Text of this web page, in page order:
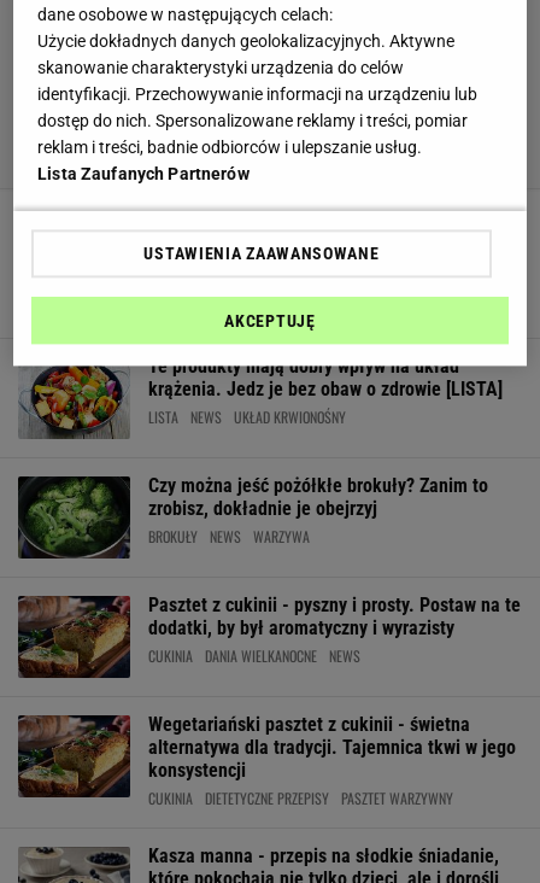
Najgorsze dodatki do domowych zup. Te
składniki są kaloryczne i nie należą do
najzdrowszych [LISTA]
Te produkty mają dobry wpływ na układ
krążenia. Jedz je bez obaw o zdrowie [LISTA]
LISTA NEWS UKŁAD KRWIONOŚNY
Czy można jeść pożółkłe brokuły? Zanim to
zrobisz, dokładnie je obejrzyj
BROKUŁY NEWS WARZYWA
Pasztet z cukinii - pyszny i prosty. Postaw na te
dodatki, by był aromatyczny i wyrazisty
CUKINIA DANIA WIELKANOCNE NEWS
Wegetariański pasztet z cukinii - świetna
alternatywa dla tradycji. Tajemnica tkwi w jego
konsystencji
CUKINIA DIETETYCZNE PRZEPISY PASZTET WARZYWNY
Kasza manna - przepis na słodkie śniadanie,
dane osobowe w następujących celach:
Użycie dokładnych danych geolokalizacyjnych. Aktywne
skanowanie charakterystyki urządzenia do celów
identyfikacji. Przechowywanie informacji na urządzeniu lub
dostęp do nich. Spersonalizowane reklamy i treści, pomiar
reklam i treści, badnie odbiorców i ulepszanie usług.
Lista Zaufanych Partnerów
USTAWIENIA ZAAWANSOWANE
AKCEPTUJĘ